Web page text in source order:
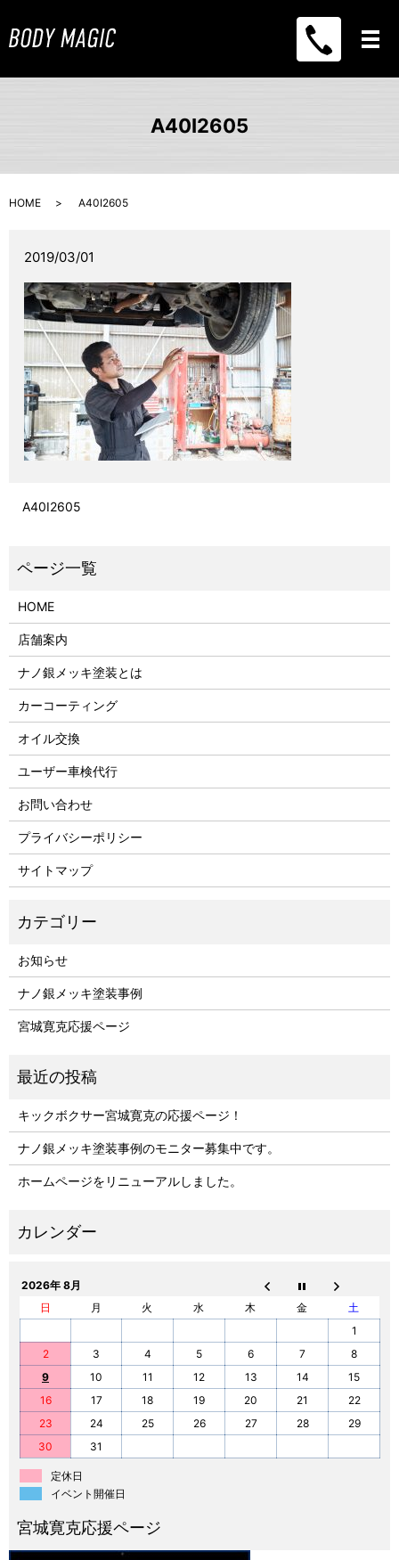
メ
A40I2605
HOME A40I2605
2019/03/01
A40I2605
HOME
店舗案内
ナノ銀メッキ塗装とは
カーコーティング
オイル交換
ユーザー車検代行
お問い合わせ
プライバシーポリシー
サイトマップ
お知らせ
ナノ銀メッキ塗装事例
宮城寛克応援ページ
キックボクサー宮城寛克の応援ページ！
ナノ銀メッキ塗装事例のモニター募集中です。
ホームページをリニューアルしました。
2026年 8月
日
月 火 水 木 金
土
1
2
3 4 5 6 7
8
9
10 11 12 13 14
15
16
17 18 19 20 21
22
23
24 25 26 27 28
29
30
31
定休日
イベント開催日